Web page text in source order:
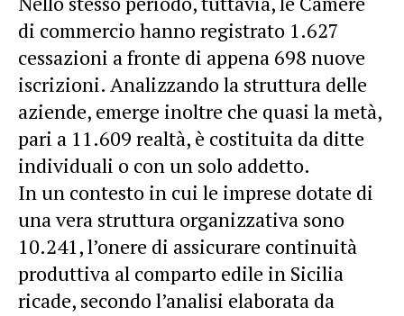
di commercio hanno registrato 1.627
cessazioni a fronte di appena 698 nuove
iscrizioni. Analizzando la struttura delle
aziende, emerge inoltre che quasi la metà,
pari a 11.609 realtà, è costituita da ditte
individuali o con un solo addetto.
In un contesto in cui le imprese dotate di
una vera struttura organizzativa sono
10.241, l’onere di assicurare continuità
produttiva al comparto edile in Sicilia
ricade, secondo l’analisi elaborata da